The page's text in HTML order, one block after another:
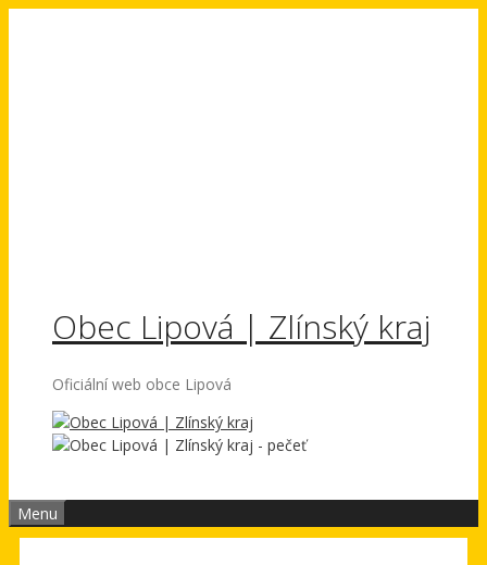
Obec Lipová | Zlínský kraj
Oficiální web obce Lipová
Menu